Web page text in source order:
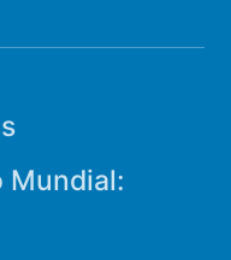
Mundial: